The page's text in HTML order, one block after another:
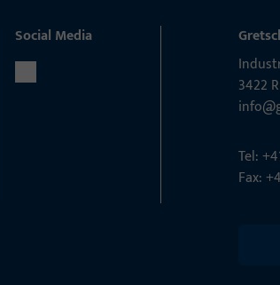
Social Media
3422
Tel:
Fax: